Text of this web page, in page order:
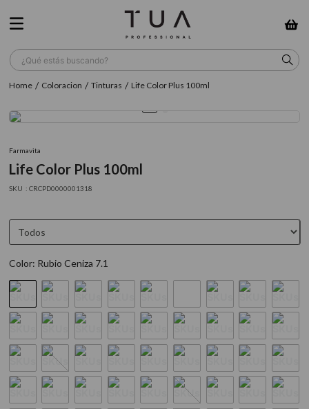
¿Qué estás buscando?
Coloracion Tinturas Life Color Plus 100ml
Farmavita
Life Color Plus 100ml
: CRCPD0000001318
Color: Rubio Ceniza 7.1
TÉRMINOS MÁS BUSCADOS
2.
3 . farmavita
5. cepillo
6. gama
7 . secador
loreal
9. acondicionador
10 . protector térmico